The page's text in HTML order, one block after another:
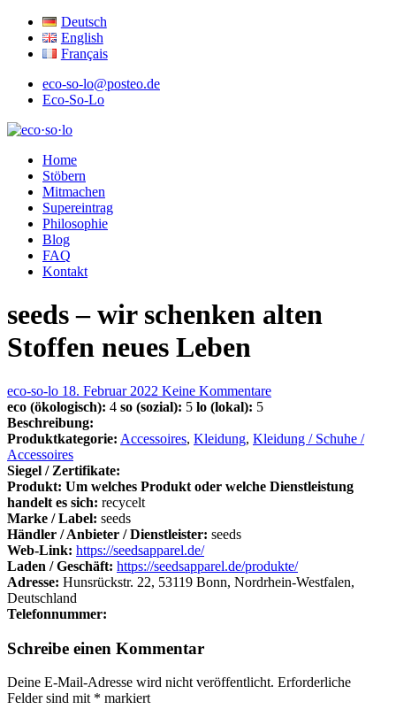
Deutsch
English
Français
eco-so-lo@posteo.de
Eco-So-Lo
eco·so·lo
Home
Stöbern
Mitmachen
Supereintrag
Philosophie
Blog
FAQ
Kontakt
seeds – wir schenken alten
Stoffen neues Leben
eco-so-lo 18. Februar 2022 Keine Kommentare
eco (ökologisch): 4 so (sozial): 5 lo (lokal): 5
Beschreibung:
Produktkategorie: Accessoires, Kleidung, Kleidung / Schuhe /
Accessoires
Siegel / Zertifikate:
Produkt: Um welches Produkt oder welche Dienstleistung
handelt es sich: recycelt
Marke / Label: seeds
Händler / Anbieter / Dienstleister: seeds
Web-Link: https://seedsapparel.de/
Laden / Geschäft: https://seedsapparel.de/produkte/
Adresse: Hunsrückstr. 22, 53119 Bonn, Nordrhein-Westfalen,
Deutschland
Telefonnummer:
Schreibe einen Kommentar
Deine E-Mail-Adresse wird nicht veröffentlicht. Erforderliche
Felder sind mit * markiert